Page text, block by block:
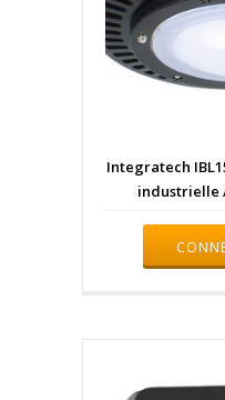
Integratech
industrielle